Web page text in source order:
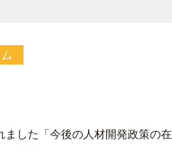
ました「今後の人材開発政策の